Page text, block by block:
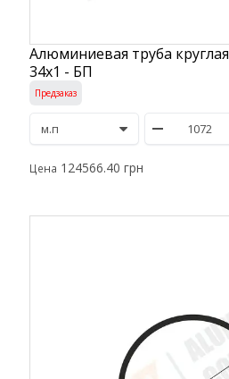
Алюминиевая труба круглая
34х1 - БП
Предзаказ
Цена 124566.40 грн